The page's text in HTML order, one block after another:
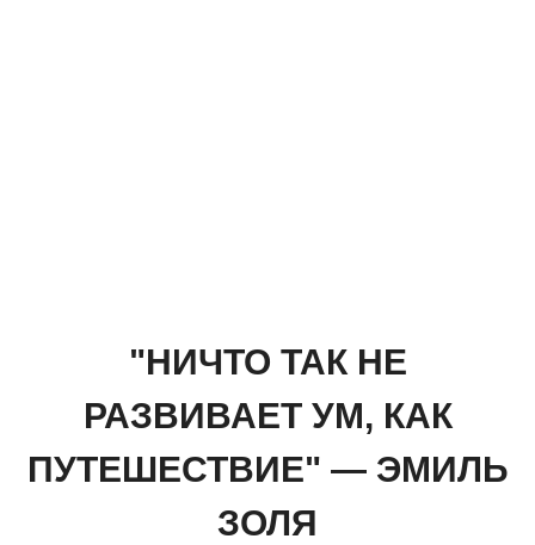
"НИЧТО ТАК НЕ
РАЗВИВАЕТ УМ, КАК
ПУТЕШЕСТВИЕ" — ЭМИЛЬ
ЗОЛЯ